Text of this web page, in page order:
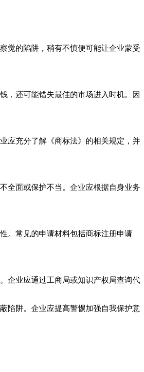
觉的陷阱，稍有不慎便可能让企业蒙受
，还可能错失最佳的市场进入时机。因
应充分了解《商标法》的相关规定，并
全面或保护不当。企业应根据自身业务
。常见的申请材料包括商标注册申请
企业应通过工商局或知识产权局查询代
陷阱。企业应提高警惕加强自我保护意